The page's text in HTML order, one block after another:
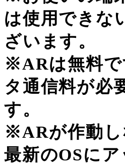
は使用できな
ざいます。
※ARは無料で
タ通信料が必
す。
※ARが作動し
最新のOSにア